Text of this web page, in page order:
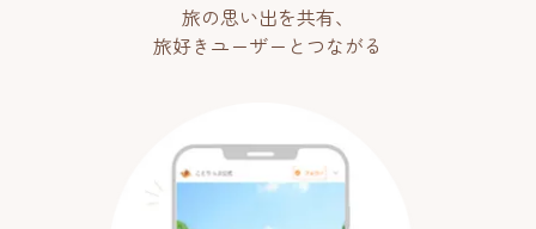
旅の思い出を共有、
旅好きユーザーとつながる